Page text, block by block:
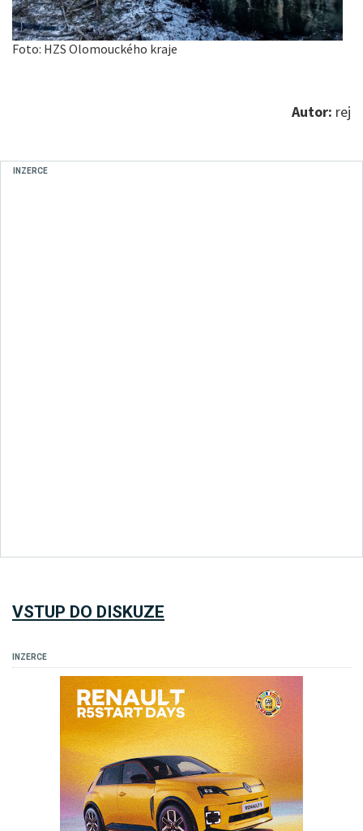
Foto: HZS Olomouckého kraje
Autor: rej
INZERCE
VSTUP DO DISKUZE
INZERCE